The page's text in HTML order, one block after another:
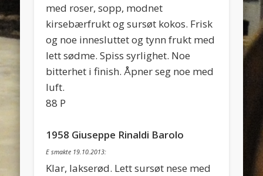
med roser, sopp, modnet
kirsebærfrukt og sursøt kokos. Frisk
og noe innesluttet og tynn frukt med
lett sødme. Spiss syrlighet. Noe
bitterhet i finish. Åpner seg noe med
luft.
88 P
1958 Giuseppe Rinaldi Barolo
E smakte 19.10.2013:
Klar, lakserød. Lett sursøt nese med